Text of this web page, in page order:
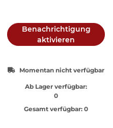
Benachrichtigung
aktivieren
Momentan nicht verfügbar
Ab Lager verfügbar:
0
Gesamt verfügbar: 0